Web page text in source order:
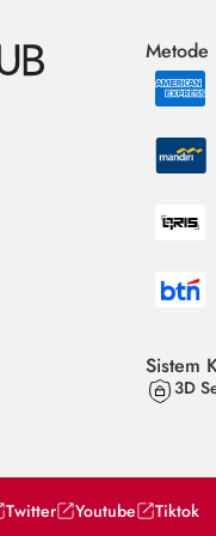
Metode
Sistem
3D
Twitter Youtube Tiktok